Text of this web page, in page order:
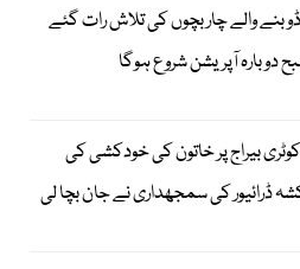
ڈوبنے والے چار بچوں کی تلاش رات گئے
دوبارہ آپریشن شروع ہوگا
کوٹری بیراج پر خاتون کی خودکشی کی
ڈرائیور کی سمجھداری نے جان بچا لی